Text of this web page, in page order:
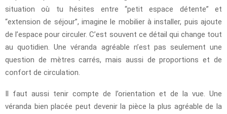
situation où tu hésites entre “petit espace détente” et
“extension de séjour”, imagine le mobilier à installer, puis ajoute
de l’espace pour circuler. C’est souvent ce détail qui change tout
au quotidien. Une véranda agréable n’est pas seulement une
question de mètres carrés, mais aussi de proportions et de
confort de circulation.
Il faut aussi tenir compte de l’orientation et de la vue. Une
véranda bien placée peut devenir la pièce la plus agréable de la